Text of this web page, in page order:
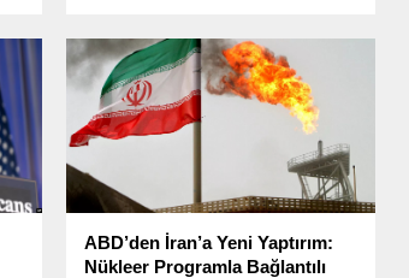
başlayan orman yangınları büyük
ölçüde kontrol altına alınırken, Los
Angeles’ın kuzeyindeki Hughes
bölgesinde şiddetli rüzgarların
etkisiyle yeni bir yangın başladı.
ABD’den İran’a Yeni Yaptırım:
Nükleer Programla Bağlantılı